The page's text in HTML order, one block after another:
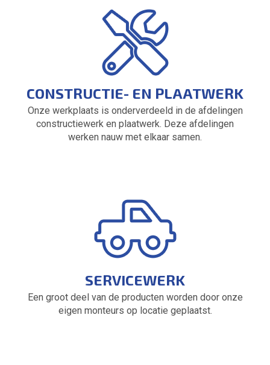
CONSTRUCTIE- EN PLAATWERK
Onze werkplaats is onderverdeeld in de afdelingen
constructiewerk en plaatwerk. Deze afdelingen
werken nauw met elkaar samen.
SERVICEWERK
Een groot deel van de producten worden door onze
eigen monteurs op locatie geplaatst.